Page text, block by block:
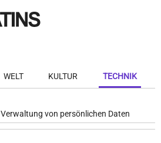
WELT KULTUR TECHNIK
Verwaltung von persönlichen Daten